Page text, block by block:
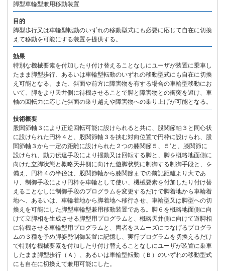
脚型車輪型兼用移動装置
目的
脚型歩行又は車輪型転動のいずれの移動型式にも必要に応じて自在に切換
えて移動を可能にする装置を提供する。
効果
特別な機械要素を付加したり付け替えることなしにユーザが装置に乗車し
たまま脚型歩行、あるいは車輪型転動のいずれの移動型式にも自在に切換
え可能となる。また、斜面や前方に障害物を有する場合の車輪型移動にお
いて、脚をより天井側に待機させることで脚と障害物との衝突を避け、車
軸の回転力に応じた斜面の乗り越えや障害物への乗り上げが可能となる。
技術概要
股関節軸３により正逆回転可能に設けられると共に、股関節軸３と同心状
に設けられた円枠４と、股関節軸３を挟む対向位置で円枠に設けられ、股
関節軸３から一定の距離に設けられた２つの膝関節５、５’と、膝関節に
設けられ、動力伝達手段により揺動又は回転する脚と、脚を概略地面側に
向けた立脚状態と概略天井側に向けた遊脚状態に制御する制御手段と、を
備え、円枠４の半径は、股関節軸から膝関節までの前記距離より大であ
り、制御手段により円枠を車輪として使い、機械要素を付加したり付け替
えることなしに制御手段のプログラムを変更するだけで脚着地から車輪着
地へ、あるいは、車輪着地から脚着地へ移行させ、車輪型又は脚型への切
換えを可能にした脚型車輪型兼用移動装置である。脚６を概略地面側に向
けて立脚相を生成させる脚型用プログラムと、概略天井側に向けて遊脚相
に待機させる車輪型用プログラムと、両者をスムーズにつなげるプログラ
ムの３種を予め脚姿勢制御装置に記憶し、実行プログラムを切換えるだけ
で特別な機械要素を付加したり付け替えることなしにユーザが装置に乗車
したまま脚型歩行（Ａ）、あるいは車輪型転動（Ｂ）のいずれの移動型式
にも自在に切換えて兼用可能にした。